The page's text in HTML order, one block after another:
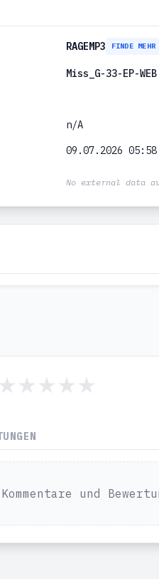
RAGEMP3 FINDE MEHR
Miss_G-33-EP-WEB
n/A
09.07.2026 05:58
No external data
und